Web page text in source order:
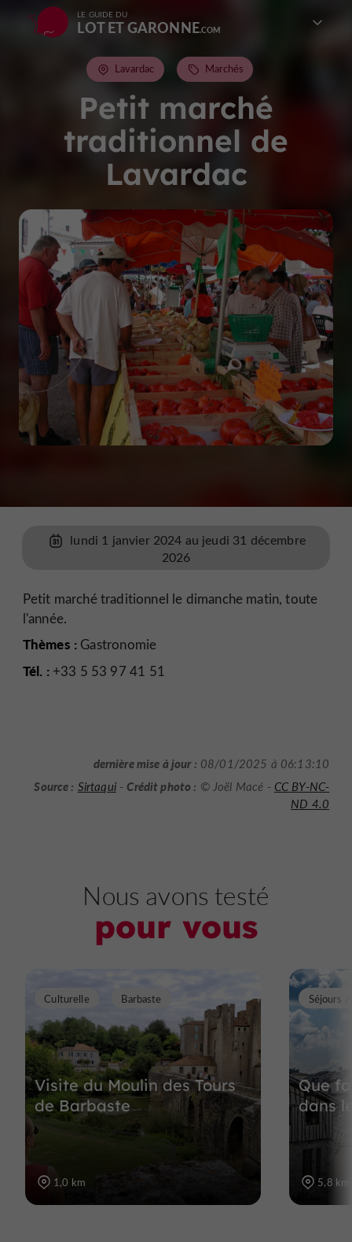
LE GUIDE DU
LOT ET GARONNE
Petit marché
traditionnel de
Lavardac
Lavardac Marchés
lundi 1 janvier 2024 au jeudi 31 décembre
2026
Petit marché traditionnel le dimanche matin, toute
l'année.
Thèmes : Gastronomie
Tél. :+33 5 53 97 41 51
dernière mise à jour : 08/01/2025 à 06:13:10
Source : Sirtaqui-Crédit photo : © Joël Macé - CC BY-NC-
ND 4.0
Nous avons testé
pour vous
Visite du Moulin des Tours
de Barbaste
Culturelle Barbaste
1,0 km
Que
dans
Séjours /
5,8 km